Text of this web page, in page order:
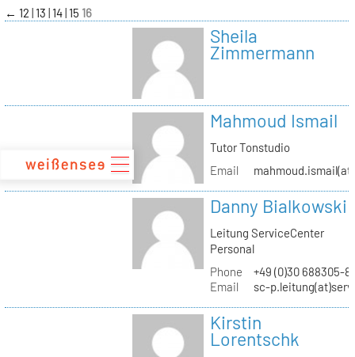
zum
Inhalt
← 12 13 14 15 16
Sheila
Zimmermann
Mahmoud Ismail
Tutor Tonstudio
Email
Danny Bialkowski
Leitung ServiceCenter
Personal
Phone
+49 (0)30 688305-
Email
sc-
Kirstin
Lorentschk